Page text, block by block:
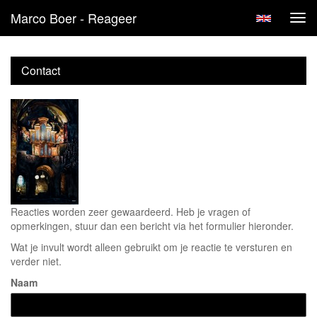
Marco Boer - Reageer
Contact
Reacties worden zeer gewaardeerd. Heb je vragen of
opmerkingen, stuur dan een bericht via het formulier hieronder.
Wat je invult wordt alleen gebruikt om je reactie te versturen en
verder niet.
Naam